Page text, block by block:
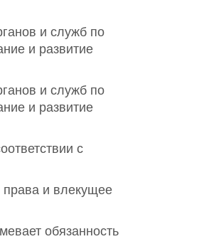
и служб по
и развитие
и служб по
и развитие
с
права и влекущее
обязанность